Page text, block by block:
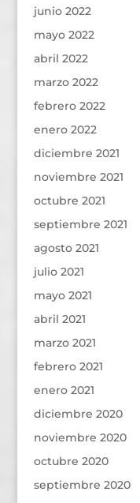
junio 2022
mayo 2022
abril 2022
marzo 2022
febrero 2022
enero 2022
diciembre 2021
noviembre 2021
octubre 2021
septiembre 2021
agosto 2021
julio 2021
mayo 2021
abril 2021
marzo 2021
febrero 2021
enero 2021
diciembre 2020
noviembre 2020
octubre 2020
septiembre 2020